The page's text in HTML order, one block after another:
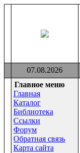
07.08.2026
Главное меню
Главная
Каталог
Библиотека
Ссылки
Форум
Обратная связь
Карта сайта